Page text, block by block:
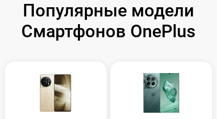
Популярные модели
Смартфонов OnePlus